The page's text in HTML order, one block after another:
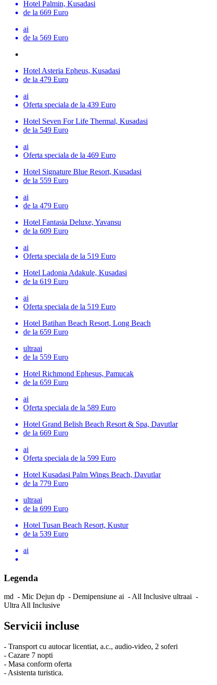
Hotel Palmin, Kusadasi
de la 669 Euro
ai
de la 569 Euro
Hotel Asteria Epheus, Kusadasi
de la 479 Euro
ai
Oferta speciala de la 439 Euro
Hotel Seven For Life Thermal, Kusadasi
de la 549 Euro
ai
Oferta speciala de la 469 Euro
Hotel Signature Blue Resort, Kusadasi
de la 559 Euro
ai
de la 479 Euro
Hotel Fantasia Deluxe, Yavansu
de la 609 Euro
ai
Oferta speciala de la 519 Euro
Hotel Ladonia Adakule, Kusadasi
de la 619 Euro
ai
Oferta speciala de la 519 Euro
Hotel Batihan Beach Resort, Long Beach
de la 659 Euro
ultraai
de la 559 Euro
Hotel Richmond Ephesus, Pamucak
de la 659 Euro
ai
Oferta speciala de la 589 Euro
Hotel Grand Belish Beach Resort & Spa, Davutlar
de la 669 Euro
ai
Oferta speciala de la 599 Euro
Hotel Kusadasi Palm Wings Beach, Davutlar
de la 779 Euro
ultraai
de la 699 Euro
Hotel Tusan Beach Resort, Kustur
de la 539 Euro
ai
Legenda
md - Mic Dejun dp - Demipensiune ai - All Inclusive ultraai -
Ultra All Inclusive
Servicii incluse
- Transport cu autocar licentiat, a.c., audio-video, 2 soferi
- Cazare 7 nopti
- Masa conform oferta
- Asistenta turistica.